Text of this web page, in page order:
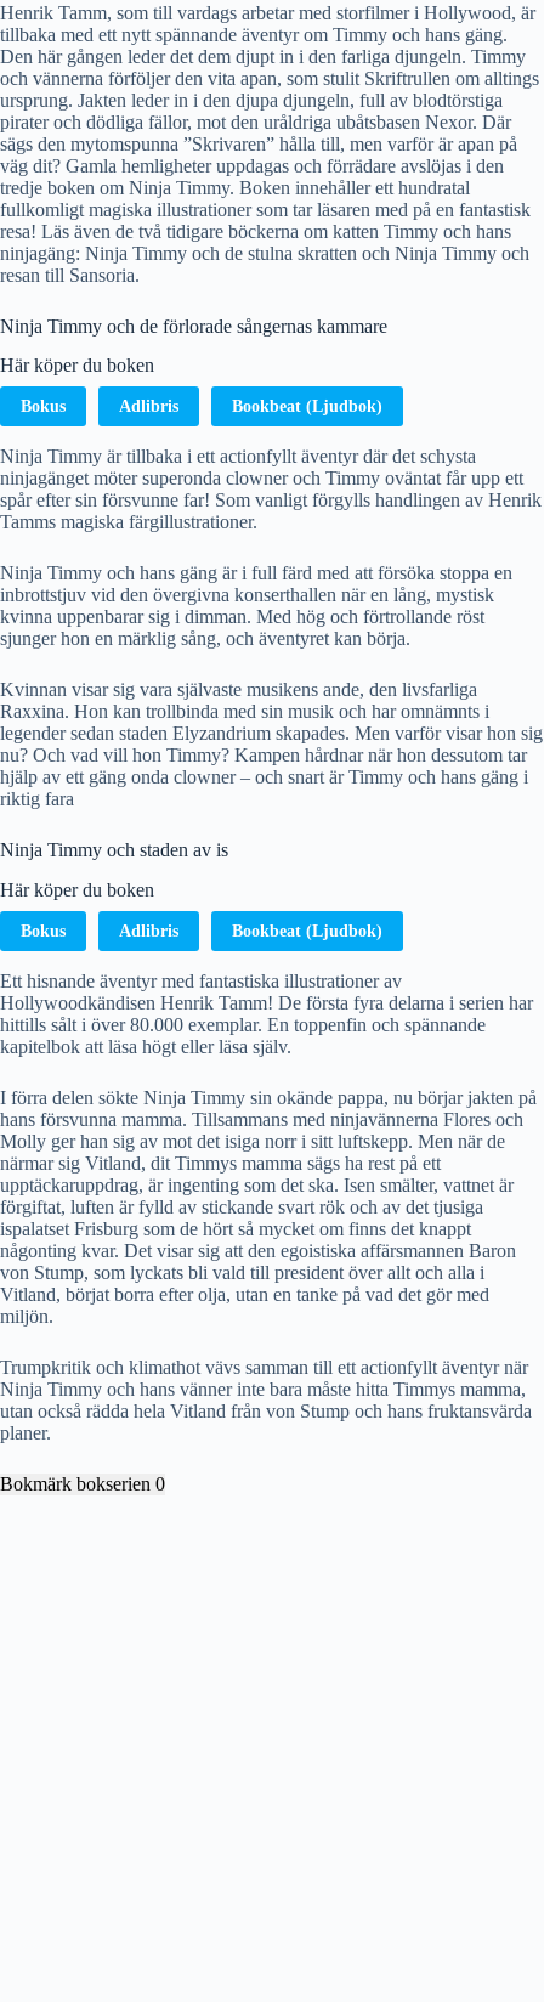
Henrik Tamm, som till vardags arbetar med storfilmer i Hollywood, är
tillbaka med ett nytt spännande äventyr om Timmy och hans gäng.
Den här gången leder det dem djupt in i den farliga djungeln. Timmy
och vännerna förföljer den vita apan, som stulit Skriftrullen om alltings
ursprung. Jakten leder in i den djupa djungeln, full av blodtörstiga
pirater och dödliga fällor, mot den uråldriga ubåtsbasen Nexor. Där
sägs den mytomspunna ”Skrivaren” hålla till, men varför är apan på
väg dit? Gamla hemligheter uppdagas och förrädare avslöjas i den
tredje boken om Ninja Timmy. Boken innehåller ett hundratal
fullkomligt magiska illustrationer som tar läsaren med på en fantastisk
resa! Läs även de två tidigare böckerna om katten Timmy och hans
ninjagäng: Ninja Timmy och de stulna skratten och Ninja Timmy och
resan till Sansoria.
Ninja Timmy och de förlorade sångernas kammare
Här köper du boken
Bokus Adlibris Bookbeat (Ljudbok)
Ninja Timmy är tillbaka i ett actionfyllt äventyr där det schysta
ninjagänget möter superonda clowner och Timmy oväntat får upp ett
spår efter sin försvunne far! Som vanligt förgylls handlingen av Henrik
Tamms magiska färgillustrationer.
Ninja Timmy och hans gäng är i full färd med att försöka stoppa en
inbrottstjuv vid den övergivna konserthallen när en lång, mystisk
kvinna uppenbarar sig i dimman. Med hög och förtrollande röst
sjunger hon en märklig sång, och äventyret kan börja.
Kvinnan visar sig vara självaste musikens ande, den livsfarliga
Raxxina. Hon kan trollbinda med sin musik och har omnämnts i
legender sedan staden Elyzandrium skapades. Men varför visar hon sig
nu? Och vad vill hon Timmy? Kampen hårdnar när hon dessutom tar
hjälp av ett gäng onda clowner – och snart är Timmy och hans gäng i
riktig fara
Ninja Timmy och staden av is
Här köper du boken
Bokus Adlibris Bookbeat (Ljudbok)
Ett hisnande äventyr med fantastiska illustrationer av
Hollywoodkändisen Henrik Tamm! De första fyra delarna i serien har
hittills sålt i över 80.000 exemplar. En toppenfin och spännande
kapitelbok att läsa högt eller läsa själv.
I förra delen sökte Ninja Timmy sin okände pappa, nu börjar jakten på
hans försvunna mamma. Tillsammans med ninjavännerna Flores och
Molly ger han sig av mot det isiga norr i sitt luftskepp. Men när de
närmar sig Vitland, dit Timmys mamma sägs ha rest på ett
upptäckaruppdrag, är ingenting som det ska. Isen smälter, vattnet är
förgiftat, luften är fylld av stickande svart rök och av det tjusiga
ispalatset Frisburg som de hört så mycket om finns det knappt
någonting kvar. Det visar sig att den egoistiska affärsmannen Baron
von Stump, som lyckats bli vald till president över allt och alla i
Vitland, börjat borra efter olja, utan en tanke på vad det gör med
miljön.
Trumpkritik och klimathot vävs samman till ett actionfyllt äventyr när
Ninja Timmy och hans vänner inte bara måste hitta Timmys mamma,
utan också rädda hela Vitland från von Stump och hans fruktansvärda
planer.
Bokmärk bokserien 0